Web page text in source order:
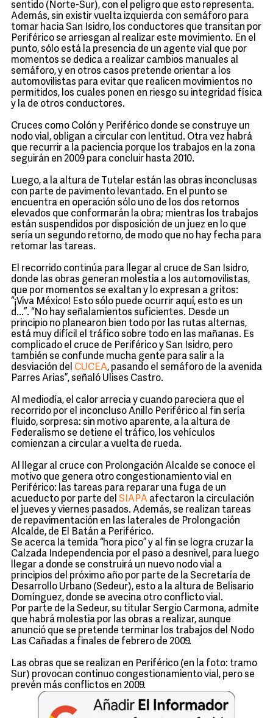
sentido (Norte-Sur), con el peligro que esto representa.
Además, sin existir vuelta izquierda con semáforo para
tomar hacia San Isidro, los conductores que transitan por
Periférico se arriesgan al realizar este movimiento. En el
punto, sólo está la presencia de un agente vial que por
momentos se dedica a realizar cambios manuales al
semáforo, y en otros casos pretende orientar a los
automovilistas para evitar que realicen movimientos no
permitidos, los cuales ponen en riesgo su integridad física
y la de otros conductores.
Cruces como Colón y Periférico donde se construye un
nodo vial, obligan a circular con lentitud. Otra vez habrá
que recurrir a la paciencia porque los trabajos en la zona
seguirán en 2009 para concluir hasta 2010.
Luego, a la altura de Tutelar están las obras inconclusas
con parte de pavimento levantado. En el punto se
encuentra en operación sólo uno de los dos retornos
elevados que conformarán la obra; mientras los trabajos
están suspendidos por disposición de un juez en lo que
sería un segundo retorno, de modo que no hay fecha para
retomar las tareas.
El recorrido continúa para llegar al cruce de San Isidro,
donde las obras generan molestia a los automovilistas,
que por momentos se exaltan y lo expresan a gritos:
“¡Viva México! Esto sólo puede ocurrir aquí, esto es un
d...”. “No hay señalamientos suficientes. Desde un
principio no planearon bien todo por las rutas alternas,
está muy difícil el tráfico sobre todo en las mañanas. Es
complicado el cruce de Periférico y San Isidro, pero
también se confunde mucha gente para salir a la
desviación del CUCEA, pasando el semáforo de la avenida
Parres Arias”, señaló Ulises Castro.
Al mediodía, el calor arrecia y cuando pareciera que el
recorrido por el inconcluso Anillo Periférico al fin sería
fluido, sorpresa: sin motivo aparente, a la altura de
Federalismo se detiene el tráfico, los vehículos
comienzan a circular a vuelta de rueda.
Al llegar al cruce con Prolongación Alcalde se conoce el
motivo que genera otro congestionamiento vial en
Periférico: las tareas para reparar una fuga de un
acueducto por parte del SIAPA afectaron la circulación
el jueves y viernes pasados. Además, se realizan tareas
de repavimentación en las laterales de Prolongación
Alcalde, de El Batán a Periférico.
Se acerca la temida “hora pico” y al fin se logra cruzar la
Calzada Independencia por el paso a desnivel, para luego
llegar a donde se construirá un nuevo nodo vial a
principios del próximo año por parte de la Secretaría de
Desarrollo Urbano (Sedeur), esto a la altura de Belisario
Domínguez, donde se avecina otro conflicto vial.
Por parte de la Sedeur, su titular Sergio Carmona, admite
que habrá molestia por las obras a realizar, aunque
anunció que se pretende terminar los trabajos del Nodo
Las Cañadas a finales de febrero de 2009.
Las obras que se realizan en Periférico (en la foto: tramo
Sur) provocan continuo congestionamiento vial, pero se
prevén más conflictos en 2009.